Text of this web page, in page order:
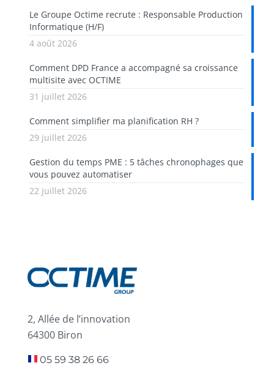
Le Groupe Octime recrute : Responsable Production
Informatique (H/F)
4 août 2026
Comment DPD France a accompagné sa croissance
multisite avec OCTIME
31 juillet 2026
Comment simplifier ma planification RH ?
29 juillet 2026
Gestion du temps PME : 5 tâches chronophages que
vous pouvez automatiser
22 juillet 2026
2, Allée de l’innovation
64300 Biron
05 59 38 26 66